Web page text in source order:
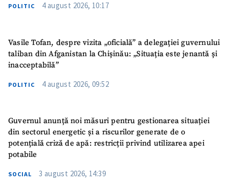
POLITIC 4 august 2026, 10:17
Vasile Tofan, despre vizita „oficială” a delegației guvernului
taliban din Afganistan la Chișinău: „Situația este jenantă și
inacceptabilă”
POLITIC 4 august 2026, 09:52
Guvernul anunță noi măsuri pentru gestionarea situației
din sectorul energetic și a riscurilor generate de o
potențială criză de apă: restricții privind utilizarea apei
potabile
SOCIAL 3 august 2026, 14:39